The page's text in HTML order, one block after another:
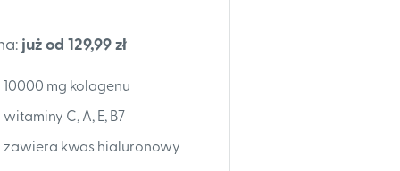
już od 129,99 zł
10000 mg kolagenu
witaminy C, A, E, B7
zawiera kwas hialuronowy